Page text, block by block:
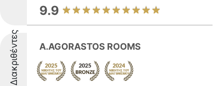
9.9
Διακριθέντες A.AGORASTOS ROOMS